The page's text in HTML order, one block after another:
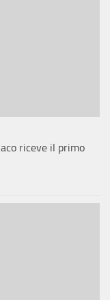
riceve il primo